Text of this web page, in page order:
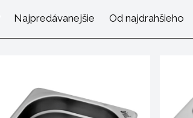
Najpredávanejšie Od najdrahšieho